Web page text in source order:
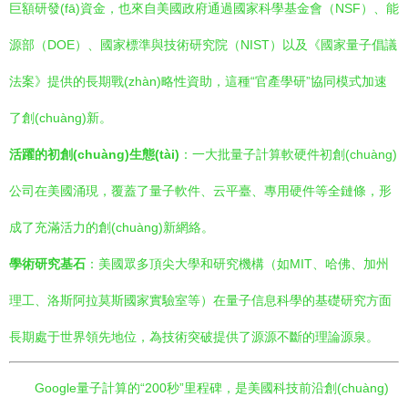
巨額研發(fā)資金，也來自美國政府通過國家科學基金會（NSF）、能
源部（DOE）、國家標準與技術研究院（NIST）以及《國家量子倡議
法案》提供的長期戰(zhàn)略性資助，這種“官產學研”協同模式加速
了創(chuàng)新。
活躍的初創(chuàng)生態(tài) ：一大批量子計算軟硬件初創(chuàng)
公司在美國涌現，覆蓋了量子軟件、云平臺、專用硬件等全鏈條，形
成了充滿活力的創(chuàng)新網絡。
學術研究基石 ：美國眾多頂尖大學和研究機構（如MIT、哈佛、加州
理工、洛斯阿拉莫斯國家實驗室等）在量子信息科學的基礎研究方面
長期處于世界領先地位，為技術突破提供了源源不斷的理論源泉。
Google量子計算的“200秒”里程碑，是美國科技前沿創(chuàng)